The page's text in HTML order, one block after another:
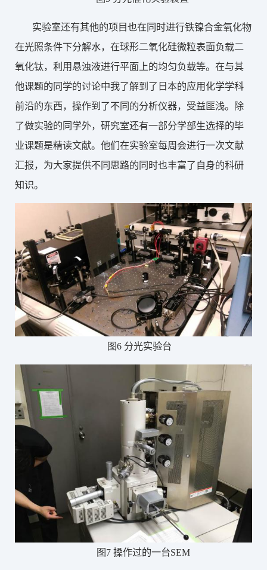
实验室还有其他的项目也在同时进行铁镍合金氧化物
在光照条件下分解水，在球形二氧化硅微粒表面负载二
氧化钛，利用悬浊液进行平面上的均匀负载等。在与其
他课题的同学的讨论中我了解到了日本的应用化学学科
前沿的东西，操作到了不同的分析仪器，受益匪浅。除
了做实验的同学外，研究室还有一部分学部生选择的毕
业课题是精读文献。他们在实验室每周会进行一次文献
汇报，为大家提供不同思路的同时也丰富了自身的科研
知识。
图6 分光实验台
图 7 操作过的一台SEM